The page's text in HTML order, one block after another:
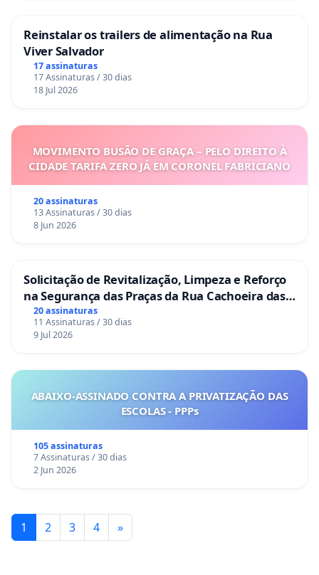
Reinstalar os trailers de alimentação na Rua
Viver Salvador
17 assinaturas
17 Assinaturas / 30 dias
18 Jul 2026
MOVIMENTO BUSÃO DE GRAÇA – PELO DIREITO À
CIDADE TARIFA ZERO JÁ EM CORONEL FABRICIANO
20 assinaturas
13 Assinaturas / 30 dias
8 Jun 2026
Solicitação de Revitalização, Limpeza e Reforço
na Segurança das Praças da Rua Cachoeira das
Sete Ilhas
20 assinaturas
11 Assinaturas / 30 dias
9 Jul 2026
ABAIXO-ASSINADO CONTRA A PRIVATIZAÇÃO DAS
ESCOLAS - PPPs
105 assinaturas
7 Assinaturas / 30 dias
2 Jun 2026
1 2 3 4 »